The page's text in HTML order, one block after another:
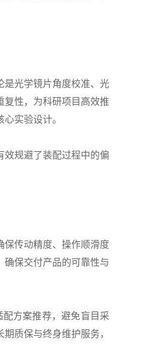
光学镜片角度校准、光
复性，为科研项目高效推
实验设计。
规避了装配过程中的偏
传动精度、操作顺滑度
确保交付产品的可靠性与
方案推荐，避免盲目采
质保与终身维护服务，